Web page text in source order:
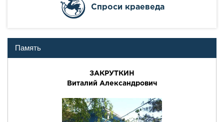
Cпроси краеведа
Память
ЗАКРУТКИН
Виталий Александрович